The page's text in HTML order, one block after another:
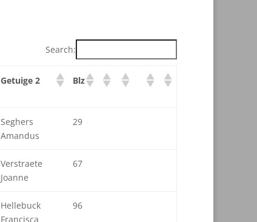
Search:
Getuige 2 Blz
Seghers
Amandus
29
Verstraete
Joanne
67
Hellebuck
Francisca
96